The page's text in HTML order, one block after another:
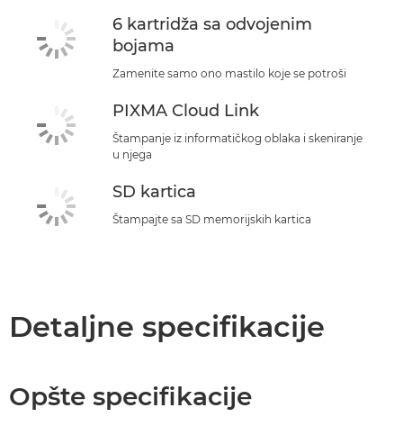
6 kartridža sa odvojenim
bojama
Zamenite samo ono mastilo koje se potroši
PIXMA Cloud Link
Štampanje iz informatičkog oblaka i skeniranje
u njega
SD kartica
Štampajte sa SD memorijskih kartica
Detaljne specifikacije
Opšte specifikacije